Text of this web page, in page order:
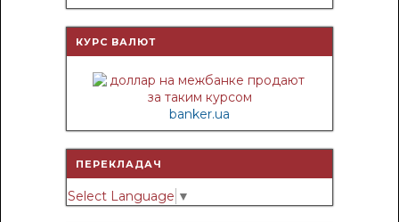
КУРС ВАЛЮТ
banker.ua
ПЕРЕКЛАДАЧ
Select Language ▼